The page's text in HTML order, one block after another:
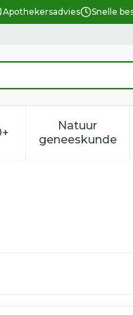
Apothekersadvies Snelle
categorie
en
submenu voor
Natuur
geneeskunde
Toon